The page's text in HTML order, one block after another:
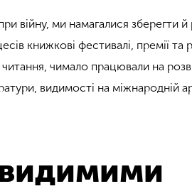
війну, ми намагалися зберегти
книжкові фестивалі, премії
чимало працювали на
видимості на міжнародній